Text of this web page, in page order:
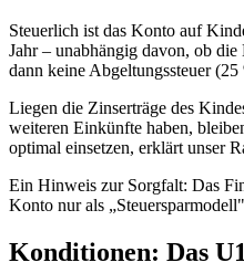
Steuerlich ist das Konto auf
Jahr – unabhängig davon, ob
dann keine Abgeltungssteuer
Liegen die Zinserträge des
weiteren Einkünfte haben,
optimal einsetzen, erklärt unser
Ein Hinweis zur Sorgfalt: Das
Konto nur als
Konditionen: Das